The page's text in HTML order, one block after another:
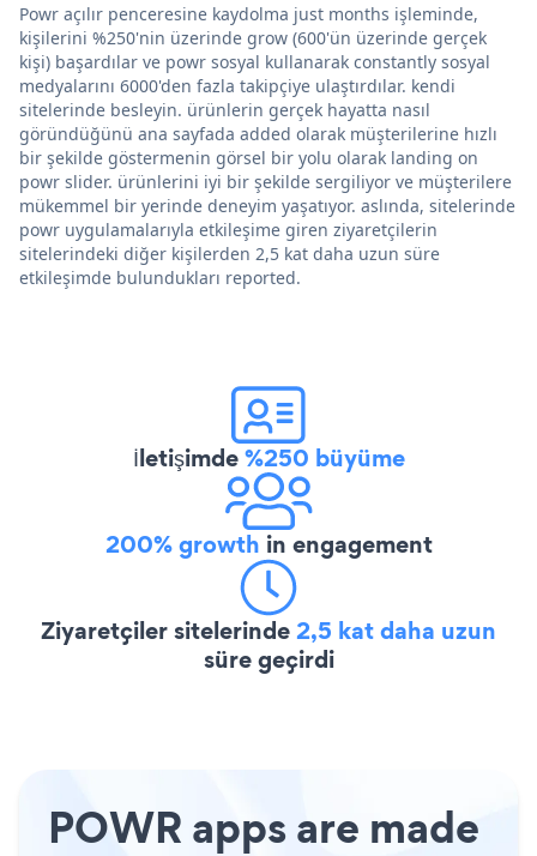
Powr açılır penceresine kaydolma just months işleminde,
kişilerini %250'nin üzerinde grow (600'ün üzerinde gerçek
kişi) başardılar ve powr sosyal kullanarak constantly sosyal
medyalarını 6000'den fazla takipçiye ulaştırdılar. kendi
sitelerinde besleyin. ürünlerin gerçek hayatta nasıl
göründüğünü ana sayfada added olarak müşterilerine hızlı
bir şekilde göstermenin görsel bir yolu olarak landing on
powr slider. ürünlerini iyi bir şekilde sergiliyor ve müşterilere
mükemmel bir yerinde deneyim yaşatıyor. aslında, sitelerinde
powr uygulamalarıyla etkileşime giren ziyaretçilerin
sitelerindeki diğer kişilerden 2,5 kat daha uzun süre
etkileşimde bulundukları reported.
İletişimde%250 büyüme
200% growth in engagement
Ziyaretçiler sitelerinde2,5 kat daha uzun
süre geçirdi
POWR apps are made